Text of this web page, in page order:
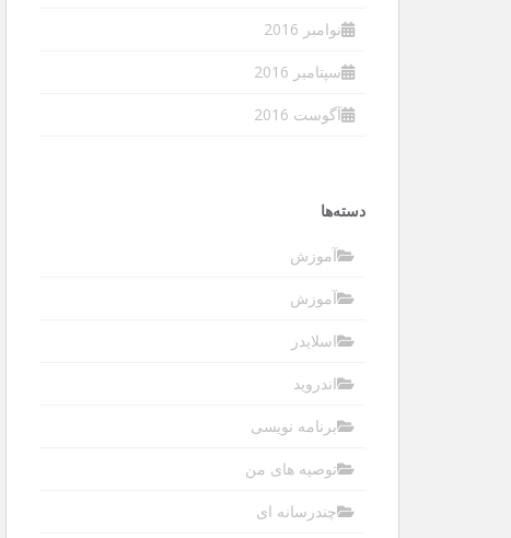
نوامبر 2016
سپتامبر 2016
آگوست 2016
دسته‌ها
آموزش
آموزش
اسلایدر
اندروید
برنامه نویسی
توصیه های من
چندرسانه ای